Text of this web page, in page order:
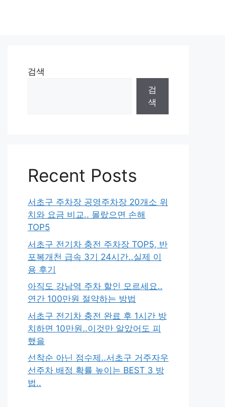
검색
검
색
Recent Posts
서초구 주차장 공영주차장 20개소 위
치와 요금 비교.. 몰랐으면 손해
TOP5
서초구 전기차 충전 주차장 TOP5, 반
포복개천 급속 3기 24시간..실제 이
용 후기
아직도 강남역 주차 할인 모르세요..
연간 100만원 절약하는 방법
서초구 전기차 충전 완료 후 1시간 방
치하면 10만원..이것만 알았어도 피
했을
선착순 아닌 점수제..서초구 거주자우
선주차 배정 확률 높이는 BEST 3 방
법..